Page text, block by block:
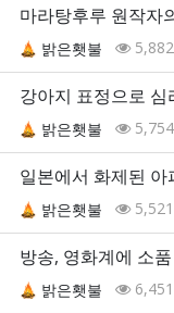
마라탕후루 원작자
밝은횃불 5,882
강아지 표정으로
밝은횃불 5,754
일본에서 화제된 아
밝은횃불 5,521
방송, 영화계에 소
밝은횃불 6,451